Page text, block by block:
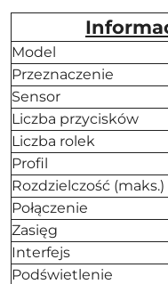
Model
Przeznaczenie
Sensor
Liczba przycisków
Liczba rolek
Profil
Rozdzielczość (maks.)
Połączenie
Zasięg
Interfejs
Podświetlenie